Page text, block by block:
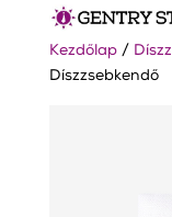
Kezdőlap/
Díszzsebkendő